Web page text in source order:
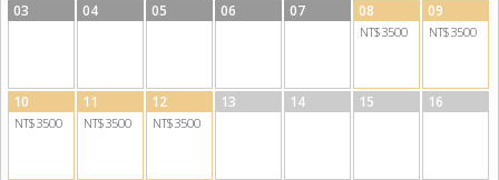
03 04 05 06 07 08
NT$3500
09
NT$3500
10
NT$3500
11
NT$3500
12
NT$3500
13 14 15 16